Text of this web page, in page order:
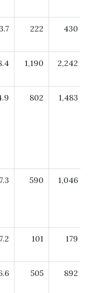
222 430
1,190 2,242
802 1,483
590 1,046
101 179
505 892